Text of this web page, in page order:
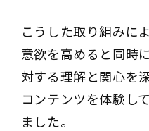
こうした取り組みに
意欲を高めると同時
対する理解と関心を
コンテンツを体験し
ました。